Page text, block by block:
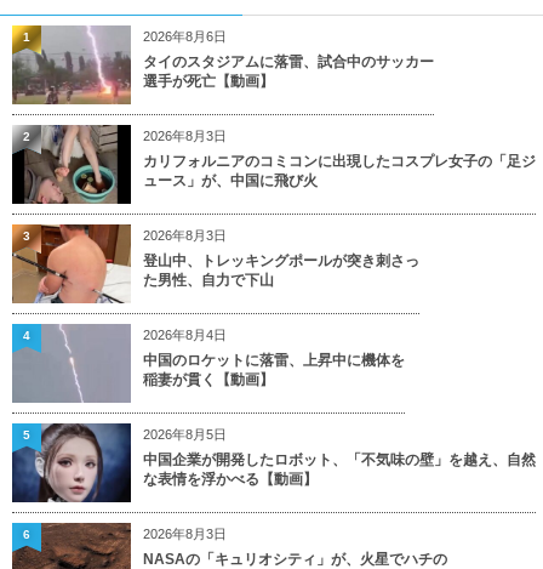
2026年8月6日
タイのスタジアムに落雷、試合中のサッカー
選手が死亡【動画】
1
2026年8月3日
カリフォルニアのコミコンに出現したコスプレ女子の「足ジ
ュース」が、中国に飛び火
2
2026年8月3日
登山中、トレッキングポールが突き刺さっ
た男性、自力で下山
3
2026年8月4日
中国のロケットに落雷、上昇中に機体を
稲妻が貫く【動画】
4
2026年8月5日
中国企業が開発したロボット、「不気味の壁」を越え、自然
な表情を浮かべる【動画】
5
2026年8月3日
NASAの「キュリオシティ」が、火星でハチの
6